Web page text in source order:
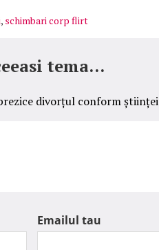
, schimbari corp flirt
tema...
divorțul conform științei
Emailul tau